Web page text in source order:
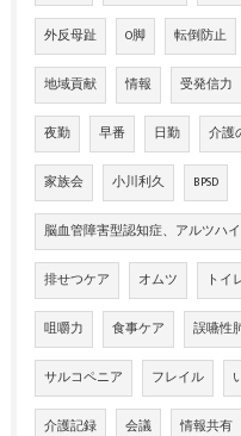
外反母趾 O脚 転倒防止
地域貢献 情報 受発信力
夜勤 早番 日勤 介護
家族会 小川利久 BPSD
脳血管障害型認知症、アルツハ
排せつケア オムツ トイ
咀嚼力 食事ケア 誤嚥性
サルコペニア フレイル
介護記録 会議 情報共有